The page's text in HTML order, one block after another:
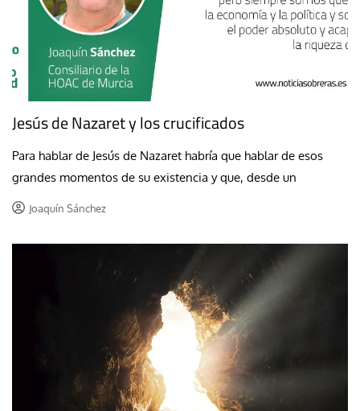
Jesús de Nazaret y los crucificados
Para hablar de Jesús de Nazaret habría que hablar de esos
grandes momentos de su existencia y que, desde un
Joaquín Sánchez